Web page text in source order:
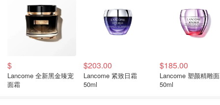
$
Lancome 全新黑金臻宠
面霜
$203.00
Lancome 紧致日霜
50ml
$185.00
Lancome 塑颜精雕
50ml